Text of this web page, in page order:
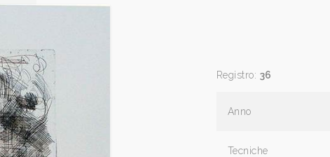
Registro: 36
Anno
Tecniche